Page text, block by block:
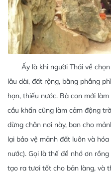
Ấy là khi người Thái về chọn
lâu dài, đất rộng, bằng phẳng
hạn, thiếu nước. Bà con mới
cầu khấn cũng làm cảm động
dừng chân nơi này, ban cho
lại bảo vệ mảnh đất luôn và
nước). Gọi là thế để nhớ ơn
tạo ra tươi tốt cho bản làng, và